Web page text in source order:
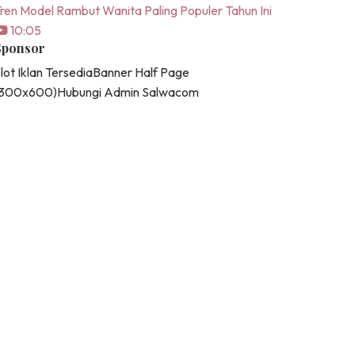
Model Rambut Wanita Paling Populer Tahun Ini
10:05
Iklan TersediaBanner Half Page
Hubungi Admin Salwacom